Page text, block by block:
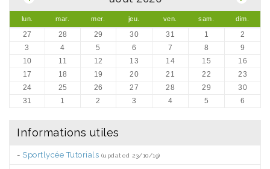
lun. mar. mer. jeu. ven. sam. dim.
27 28 29 30 31 1
2
3
4 5 6 7 8
9
10
11 12 13 14 15
16
17
18 19 20 21 22
23
24
25 26 27 28 29
30
31
1 2 3 4 5 6
Informations utiles
- Sportlycée Tutorials (updated 23/10/19)